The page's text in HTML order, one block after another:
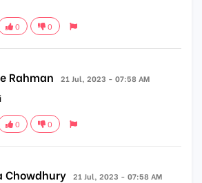
0 0
Rahman 21 Jul, 2023 - 07:58 AM
0 0
Chowdhury 21 Jul, 2023 - 07:58 AM